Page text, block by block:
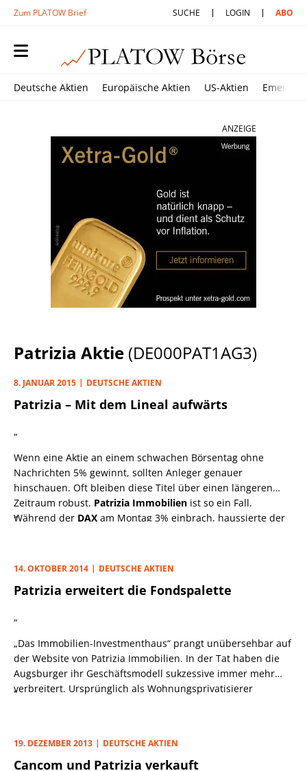
Zum PLATOW Brief SUCHE LOGIN ABO
Deutsche Aktien Europäische Aktien US-Aktien
ANZEIGE
Patrizia Aktie (DE000PAT1AG3)
8. JANUAR 2015 DEUTSCHE AKTIEN
Patrizia – Mit dem Lineal aufwärts
„
Wenn eine Aktie an einem schwachen Börsentag ohne
Nachrichten 5% gewinnt, sollten Anleger genauer
hinschauen. Oft bleiben diese Titel über einen längeren
Zeitraum robust. Patrizia Immobilien ist so ein Fall.
Während der DAX am Montag 3% einbrach, haussierte der
„Gratisaktienabschlag““ im Juli geschuldet. Zuletzt gab der
aus, statt Dividende zu zahlen. Das soll auch 2015 so
„
14. OKTOBER 2014 DEUTSCHE AKTIEN
Patrizia erweitert die Fondspalette
„
„Das Immobilien-Investmenthaus“ prangt unübersehbar auf
der Website von Patrizia Immobilien. In der Tat haben die
Augsburger ihr Geschäftsmodell sukzessive immer mehr
verbreitert. Ursprünglich als Wohnungsprivatisierer
„
19. DEZEMBER 2013 DEUTSCHE AKTIEN
Cancom und Patrizia verkauft